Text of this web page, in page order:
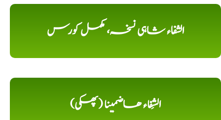
الشفاء شاہی نسخہ، مکمل کورس
الشِفاء ھاضمینا (پھکی)